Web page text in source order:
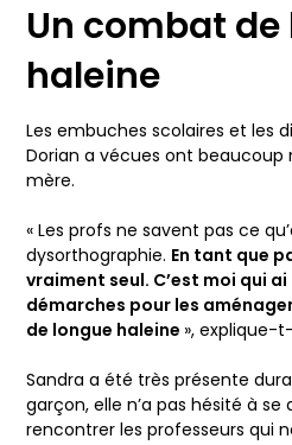
Un combat
haleine
Les embuches scolaires et les
Dorian a vécues ont beaucoup
mère.
« Les profs ne savent pas ce
dysorthographie. En tant que
vraiment seul. C’est moi qui
démarches pour les
de longue haleine », explique-
Sandra a été très présente
garçon, elle n’a pas hésité à
rencontrer les professeurs qui